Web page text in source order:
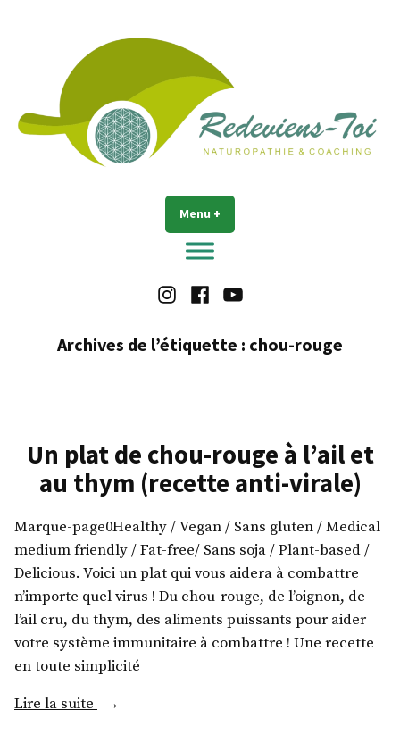
Redeviens-toi Menu +
Instagram
FacebookYoutube
Archives de l’étiquette : chou-rouge
Un plat de chou-rouge à l’ail et
au thym (recette anti-virale)
Marque-page0Healthy / Vegan / Sans gluten / Medical
medium friendly / Fat-free/ Sans soja / Plant-based /
Delicious. Voici un plat qui vous aidera à combattre
n’importe quel virus ! Du chou-rouge, de l’oignon, de
l’ail cru, du thym, des aliments puissants pour aider
votre système immunitaire à combattre ! Une recette
en toute simplicité
Lire la suite
« Un